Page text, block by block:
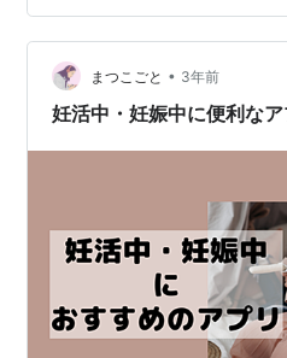
っているというのが正しい見
を見せたのが2014年・2015
マッチン…
まつこごと • 3年前
妊活中・妊娠中に便利な